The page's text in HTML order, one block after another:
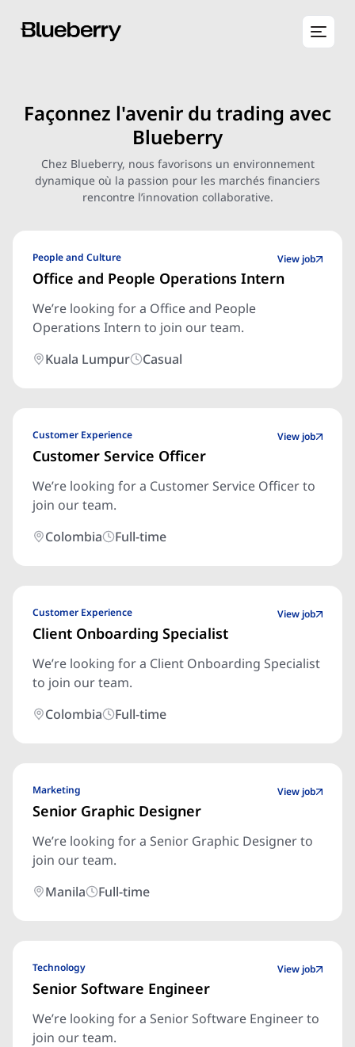
Façonnez l'avenir du trading avec
Blueberry
Chez Blueberry, nous favorisons un environnement
dynamique où la passion pour les marchés financiers
rencontre l’innovation collaborative.
People and Culture View job
Office and People Operations Intern
We’re looking for a Office and People
Operations Intern to join our team.
Kuala Lumpur
Casual
Customer Experience View job
Customer Service Officer
We’re looking for a Customer Service Officer to
join our team.
Colombia
Full-time
Customer Experience View job
Client Onboarding Specialist
We’re looking for a Client Onboarding Specialist
to join our team.
Colombia
Full-time
Marketing View job
Senior Graphic Designer
We’re looking for a Senior Graphic Designer to
join our team.
Manila
Full-time
Technology View job
Senior Software Engineer
We’re looking for a Senior Software Engineer to
join our team.